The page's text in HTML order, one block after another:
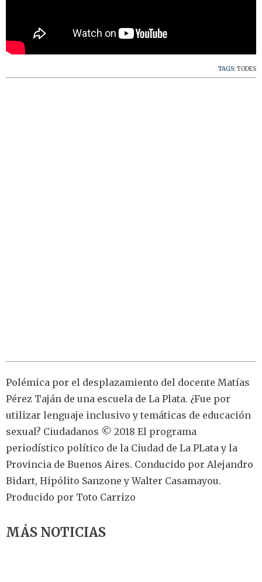
TAGS: TODES
Polémica por el desplazamiento del docente Matías
Pérez Taján de una escuela de La Plata. ¿Fue por
utilizar lenguaje inclusivo y temáticas de educación
sexual? Ciudadanos © 2018 El programa
periodístico político de la Ciudad de La PLata y la
Provincia de Buenos Aires. Conducido por Alejandro
Bidart, Hipólito Sanzone y Walter Casamayou.
Producido por Toto Carrizo
MÁS NOTICIAS